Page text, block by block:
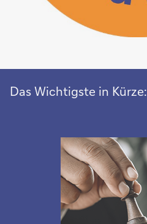
Das Wichtigste in Kürze: